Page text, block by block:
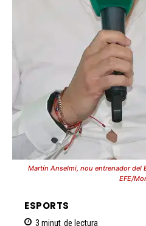
Martín Anselmi, nou entrenador del
EFE/
ESPORTS
3 minut de lectura